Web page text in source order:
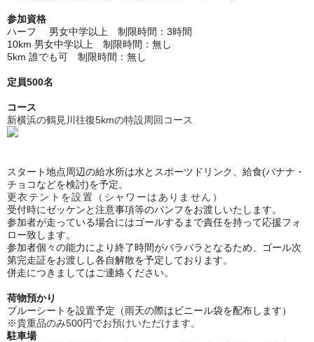
参加資格
ハーフ 男女中学以上 制限時間：3時間
10km 男女中学以上 制限時間：無し
5km 誰でも可 制限時間：無し
定員500名
コース
新横浜の鶴見川往復5kmの特設周回コース
スタート地点周辺の給水所は水とスポーツドリンク、給食(バナナ・
チョコなどを検討)を予定。
更衣テントを設置（シャワーはありません）
受付時にゼッケンと注意事項等のパンフをお渡しいたします。
参加者が走っている場合にはゴールするまで責任を持って応援フォ
ロー致します。
参加者個々の能力により終了時間がバラバラとなるため、ゴール次
第完走証をお渡しし各自解散を予定しております。
併走につきましてはご連絡ください。
荷物預かり
ブルーシートを設置予定（雨天の際はビニール袋を配布します）
※貴重品のみ500円でお預けいただけます。
駐車場